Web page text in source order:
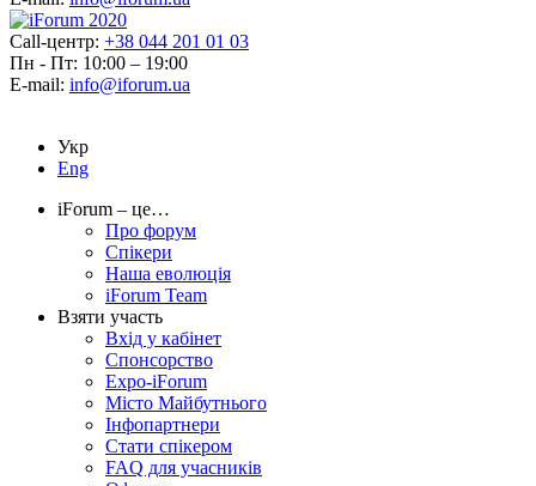
Call-центр: +38 044 201 01 03
Пн - Пт: 10:00 – 19:00
E-mail: info@iforum.ua
Укр
Eng
iForum – це…
Про форум
Спікери
Наша еволюція
iForum Team
Взяти участь
Вхід у кабінет
Спонсорство
Expo-iForum
Місто Майбутнього
Інфопартнери
Стати спікером
FAQ для учасників